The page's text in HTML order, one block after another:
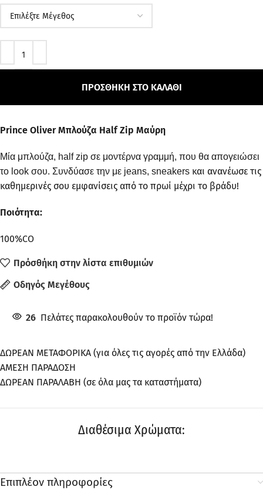
ΠΡΟΣΘΉΚΗ ΣΤΟ ΚΑΛΆΘΙ
Prince Oliver Μπλούζα Half Zip Μαύρη
Mία μπλούζα, half zip σε μοντέρνα γραμμή, που θα απογειώσει
το look σου. Συνδύασε την με jeans, sneakers και ανανέωσε τις
καθημερινές σου εμφανίσεις από το πρωί μέχρι το βράδυ!
Ποιότητα:
100%CO
Πρόσθήκη στην λίστα επιθυμιών
Οδηγός Μεγέθους
26 Πελάτες παρακολουθούν το προϊόν τώρα!
ΔΩΡΕΑΝ ΜΕΤΑΦΟΡΙΚΑ (για όλες τις αγορές από την Ελλάδα)
ΑΜΕΣΗ ΠΑΡΑΔΟΣΗ
ΔΩΡΕΑΝ ΠΑΡΑΛΑΒΗ (σε όλα μας τα καταστήματα)
Διαθέσιμα Χρώματα:
Επιπλέον πληροφορίες